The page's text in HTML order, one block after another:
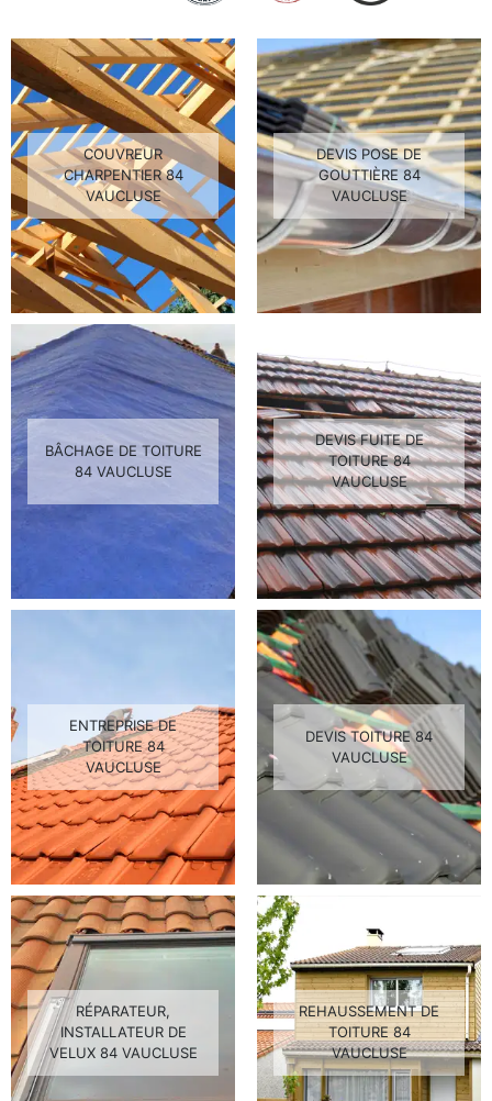
COUVREUR
CHARPENTIER 84
VAUCLUSE
DEVIS POSE DE
GOUTTIÈRE 84
VAUCLUSE
BÂCHAGE DE TOITURE
84 VAUCLUSE
DEVIS FUITE DE
TOITURE 84
VAUCLUSE
ENTREPRISE DE
TOITURE 84
VAUCLUSE
DEVIS TOITURE 84
VAUCLUSE
RÉPARATEUR,
INSTALLATEUR DE
VELUX 84 VAUCLUSE
REHAUSSEMENT DE
TOITURE 84
VAUCLUSE